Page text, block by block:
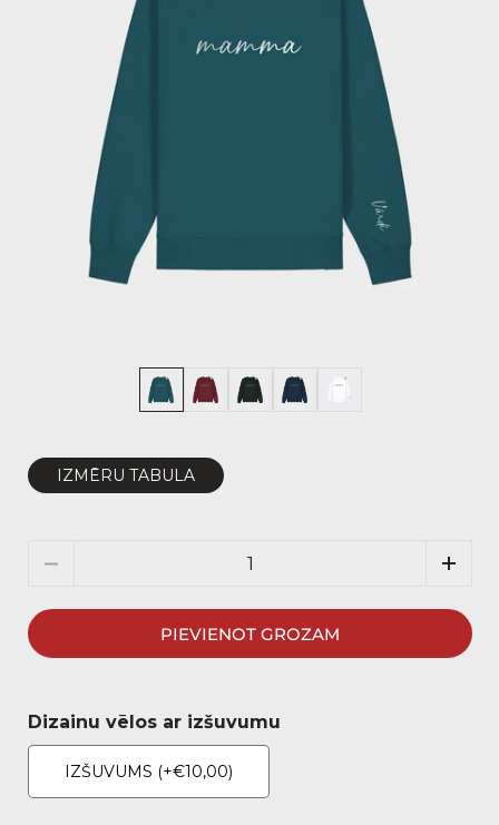
IZMĒRU TABULA
PIEVIENOT GROZAM
Dizainu vēlos ar izšuvumu
IZŠUVUMS (+€10,00)